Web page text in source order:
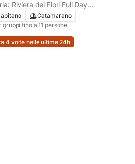
Riviera dei Fiori Full Day
Catamarano
gruppi fino a 11 persone
4 volte nelle ultime 24h